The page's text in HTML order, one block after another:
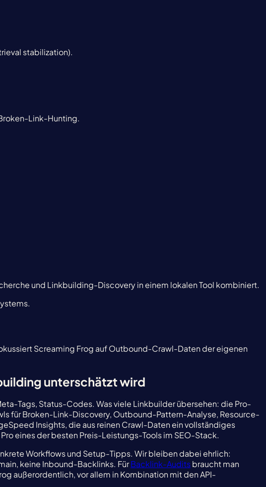
stabilization).
Link-Hunting.
und Linkbuilding-Discovery in einem lokalen Tool kombiniert.
Screaming Frog auf Outbound-Crawl-Daten der eigenen
unterschätzt wird
Tags, Status-Codes. Was viele Linkbuilder übersehen: die Pro-
für Broken-Link-Discovery, Outbound-Pattern-Analyse, Resource-
Insights, die aus reinen Crawl-Daten ein vollständiges
eines der besten Preis-Leistungs-Tools im SEO-Stack.
Workflows und Setup-Tipps. Wir bleiben dabei ehrlich:
keine Inbound-Backlinks. FürBacklink-Auditsbraucht man
außerordentlich, vor allem in Kombination mit den API-